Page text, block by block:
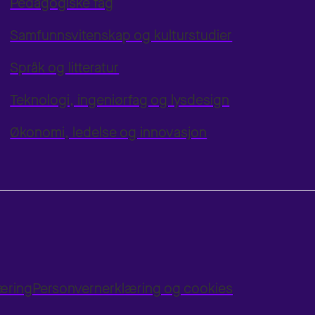
Samfunnsvitenskap og kulturstudier
Språk og litteratur
Teknologi, ingeniørfag og lysdesign
Økonomi, ledelse og innovasjon
Personvernerklæring og cookies